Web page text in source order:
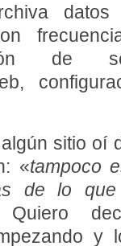
de
sitio oí
«tampoco
de lo que
y